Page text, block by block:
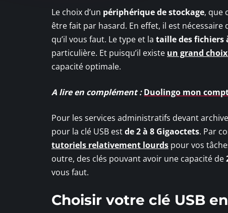
Le choix d’un périphérique de stockage, que
être fait par hasard. En effet, il est nécessaire
qu’il vous faut. Le type et la taille des fichiers
particulière. Et puisqu’il existe un grand choix
capacité optimale.
A lire en complément : Duolingo mon
Pour les services administratifs devant
pour la clé USB estde 2 à 8 Gigaoctets. Par
tutoriels relativement lourds pour vos
outre, des clés pouvant avoir une capacité de
vous faut.
Choisir votre clé USB